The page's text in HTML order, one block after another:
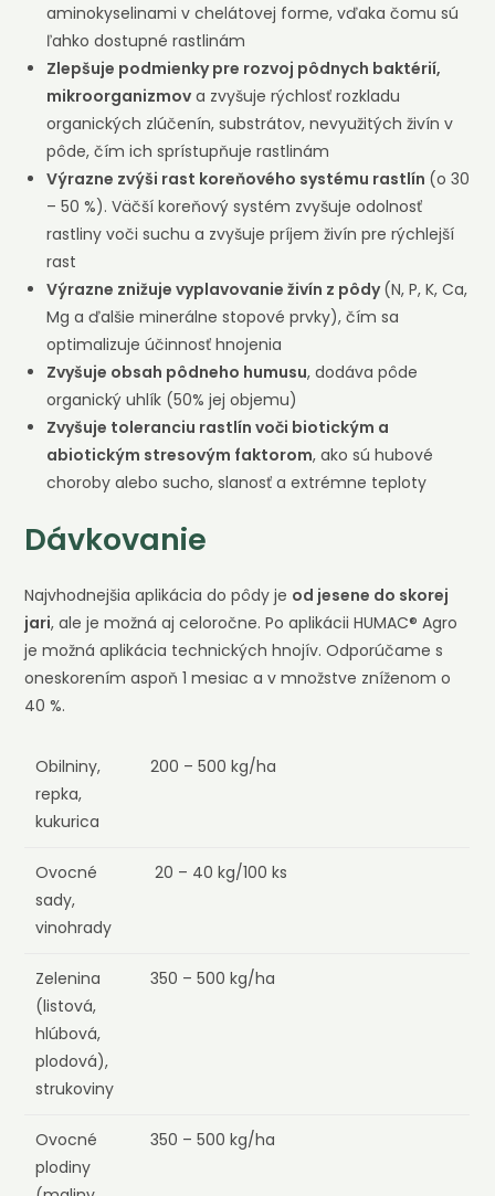
aminokyselinami v chelátovej forme, vďaka čomu sú
ľahko dostupné rastlinám
Zlepšuje podmienky pre rozvoj pôdnych baktérií,
mikroorganizmov a zvyšuje rýchlosť rozkladu
organických zlúčenín, substrátov, nevyužitých živín v
pôde, čím ich sprístupňuje rastlinám
Výrazne zvýši rast koreňového systému rastlín (o 30
– 50 %). Väčší koreňový systém zvyšuje odolnosť
rastliny voči suchu a zvyšuje príjem živín pre rýchlejší
rast
Výrazne znižuje vyplavovanie živín z pôdy(N, P, K, Ca,
Mg a ďalšie minerálne stopové prvky), čím sa
optimalizuje účinnosť hnojenia
Zvyšuje obsah pôdneho humusu, dodáva pôde
organický uhlík (50% jej objemu)
Zvyšuje toleranciu rastlín voči biotickým a
abiotickým stresovým faktorom, ako sú hubové
choroby alebo sucho, slanosť a extrémne teploty
Dávkovanie
Najvhodnejšia aplikácia do pôdy je od jesene do skorej
jari, ale je možná aj celoročne. Po aplikácii HUMAC® Agro
je možná aplikácia technických hnojív. Odporúčame s
oneskorením aspoň 1 mesiac a v množstve zníženom o
40 %.
Obilniny,
repka,
kukurica
200 – 500 kg/ha
Ovocné
sady,
vinohrady
20 – 40 kg/100 ks
Zelenina
(listová,
hlúbová,
plodová),
strukoviny
350 – 500 kg/ha
Ovocné
plodiny
350 – 500 kg/ha